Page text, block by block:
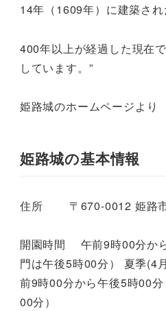
14年（1609年）に建築され
400年以上が経過した現在
しています。”
姫路城のホームページより
姫路城の基本情報
住所 〒670-0012 姫路市
開園時間 午前9時00分か
門は午後5時00分） 夏季(4
前9時00分から午後5時00
00分）